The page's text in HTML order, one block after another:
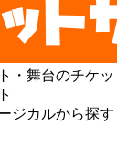
・舞台のチケ
ジカルから探す